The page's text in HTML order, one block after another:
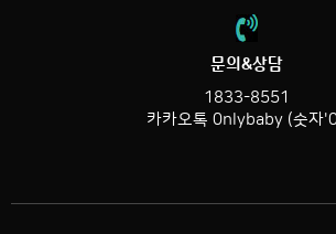
문의&상담
1833-8551
카카오톡 0nlybaby (숫자